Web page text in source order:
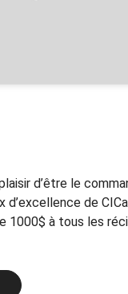
d’être le
d’excellence de
1000$ à tous les